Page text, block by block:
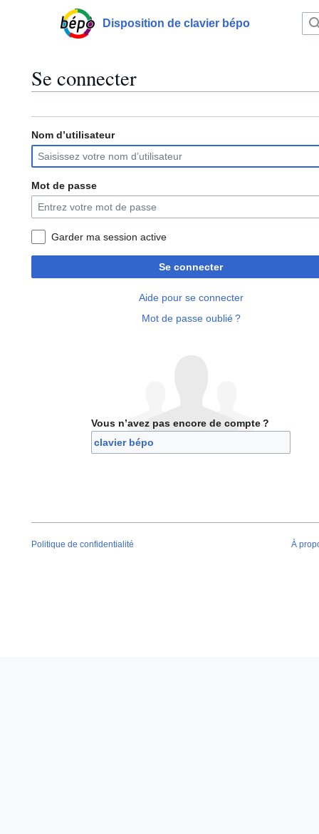
Menu principalDisposition de clavier bépo
Se connecter
Nom d’utilisateur
Mot de passe
Garder ma session active
Se connecter
Aide pour se connecter
Mot de passe oublié ?
Vous n’avez pas encore de compte ?
Disposition de clavier bépo
Politique de confidentialité À